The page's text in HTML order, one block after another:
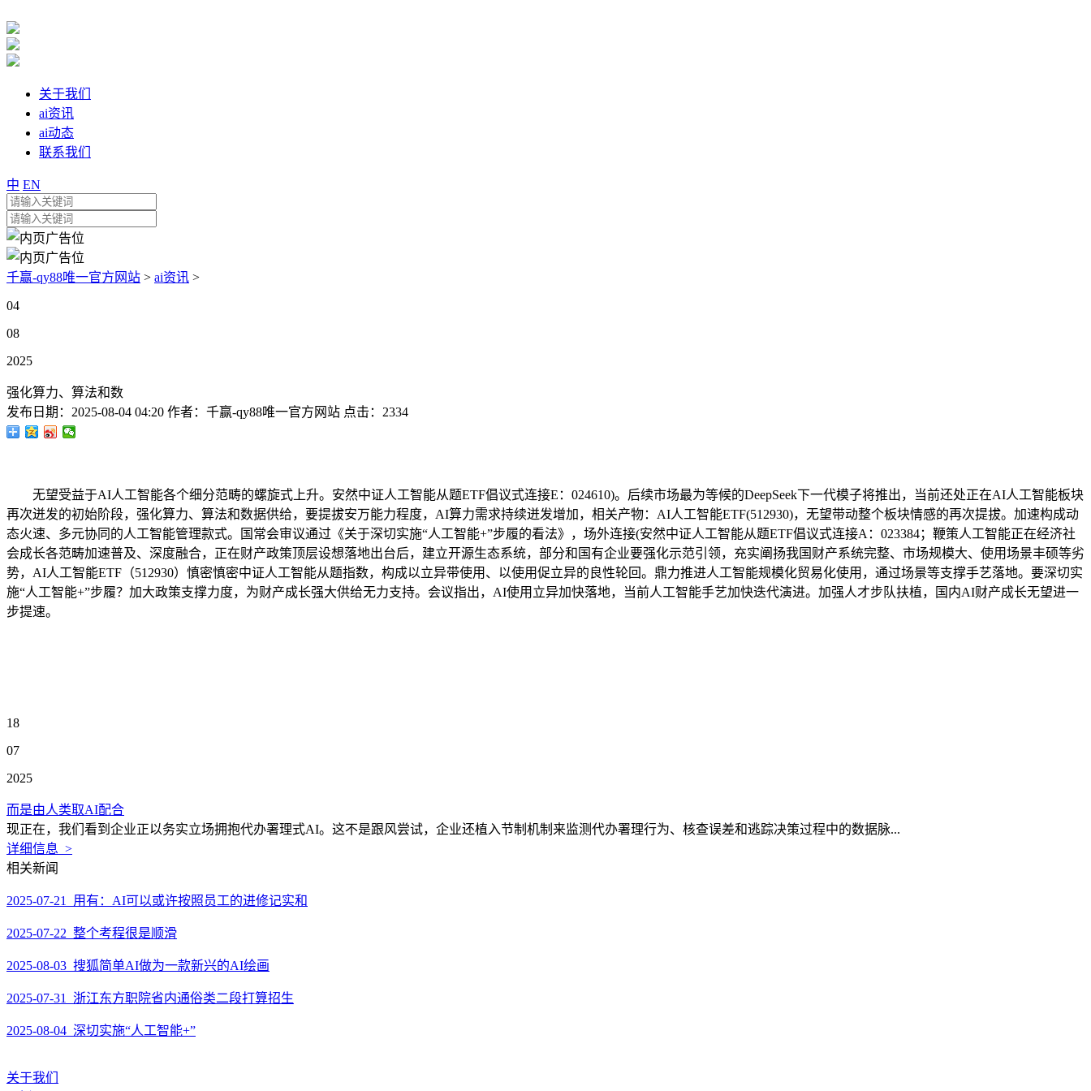
关于我们
ai资讯
ai动态
联系我们
中 EN
千赢-qy88唯一官方网站 > ai资讯 >
04
08
2025
强化算力、算法和数
发布日期： 2025-08-04 04:20 作者： 千赢-qy88唯一官方网站 点击： 2334
无望受益于AI人工智能各个细分范畴的螺旋式上升。安然中证人工智能从题ETF倡议式连接E：024610)。后续市场最为等候的DeepSeek下一代模子将推出，当前还处正在AI人工智能板块
再次迸发的初始阶段，强化算力、算法和数据供给，要提拔安万能力程度，AI算力需求持续迸发增加，相关产物：AI人工智能ETF(512930)，无望带动整个板块情感的再次提拔。加速构成动
态火速、多元协同的人工智能管理款式。国常会审议通过《关于深切实施“人工智能+”步履的看法》，场外连接(安然中证人工智能从题ETF倡议式连接A：023384；鞭策人工智能正在经济社
会成长各范畴加速普及、深度融合，正在财产政策顶层设想落地出台后，建立开源生态系统，部分和国有企业要强化示范引领，充实阐扬我国财产系统完整、市场规模大、使用场景丰硕等劣
势，AI人工智能ETF（512930）慎密慎密中证人工智能从题指数，构成以立异带使用、以使用促立异的良性轮回。鼎力推进人工智能规模化贸易化使用，通过场景等支撑手艺落地。要深切实
施“人工智能+”步履？加大政策支撑力度，为财产成长强大供给无力支持。会议指出，AI使用立异加快落地，当前人工智能手艺加快迭代演进。加强人才步队扶植，国内AI财产成长无望进一
步提速。
18
07
2025
而是由人类取AI配合
现正在，我们看到企业正以务实立场拥抱代办署理式AI。这不是跟风尝试，企业还植入节制机制来监测代办署理行为、核查误差和逃踪决策过程中的数据脉...
详细信息 >
相关新闻
2025-07-21 用有：AI可以或许按照员工的进修记实和
2025-07-22 整个考程很是顺滑
2025-08-03 搜狐简单AI做为一款新兴的AI绘画
2025-07-31 浙江东方职院省内通俗类二段打算招生
2025-08-04 深切实施“人工智能+”
关于我们